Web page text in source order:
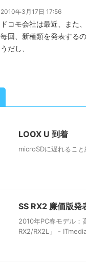
2010年3月17日 17:56
ドコモ会社は最近、また
毎回、新種類を発表する
うだし、
LOOX U 到着
microSDに遅れること
SS RX2 廉価版発
2010年PC春モデル
RX2/RX2L」 -